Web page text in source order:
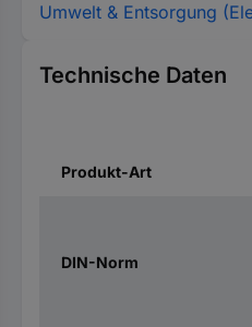
Umwelt & Entsorgung
Technische Daten
Produkt-Art
DIN-Norm